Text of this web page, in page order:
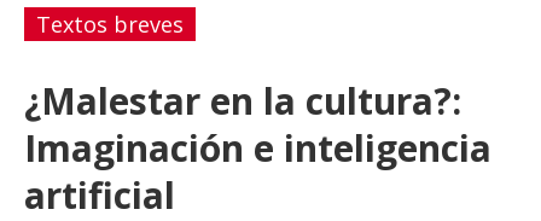
Textos breves
¿Malestar en la cultura?:
Imaginación e inteligencia
artificial